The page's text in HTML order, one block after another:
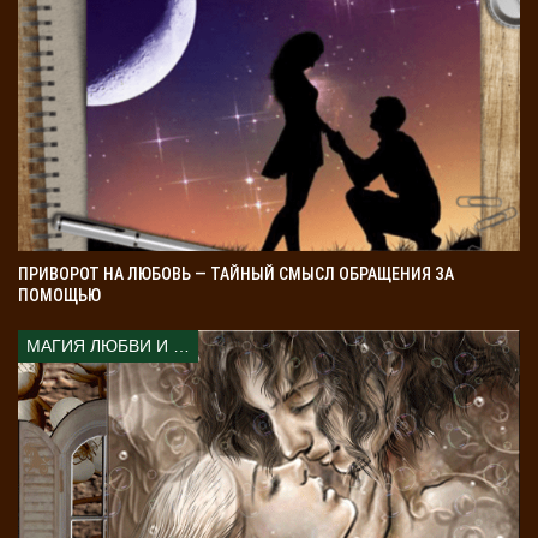
Следите, чтобы волоски не догорели, пока вы читаете
заговор. Можете прижать их пальцами, чтобы не
горели, а дымились. Через неделю, когда завершите
обряд, оставшиеся волоски сожгите над пламенем
свечи.
⦁ Куда девать предметы, которыми делается
ваш приворот
После обряда огарки свечей и обмылок нужно
закопать. Сделайте это как можно ближе к дому
девушки, которую возжелали. Если вхожи к ней в дом,
то спрячьте их где-нибудь там. А воду с красным
перцем вылить на перекрестке.
⦁ Как должен вести себя тот, кто делает приворот
Чтобы приворот подействовал наверняка, до начала
ПРИВОРОТ НА ЛЮБОВЬ — ТАЙНЫЙ СМЫСЛ ОБРАЩЕНИЯ ЗА
ПОМОЩЬЮ